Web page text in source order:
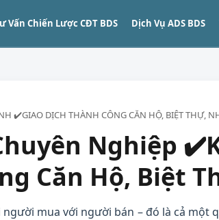
Vấn Chiến Lược CĐT BDS Dịch Vụ ADS BDS
✔️GIAO DỊCH THÀNH CÔNG CĂN HỘ, BIỆT THỰ,
Nghiệp
Căn Hộ, Biệt
mua với người bán – đó là cả một